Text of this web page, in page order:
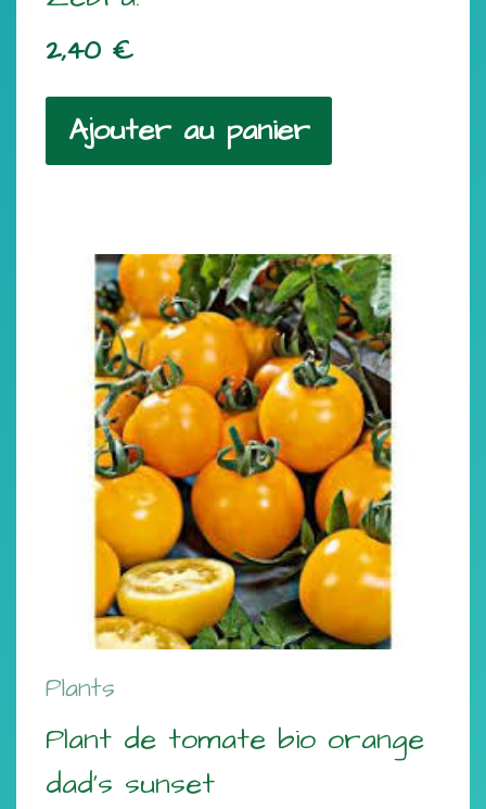
2,40 €
Ajouter au panier
Plants
Plant de tomate bio orange
dad’s sunset